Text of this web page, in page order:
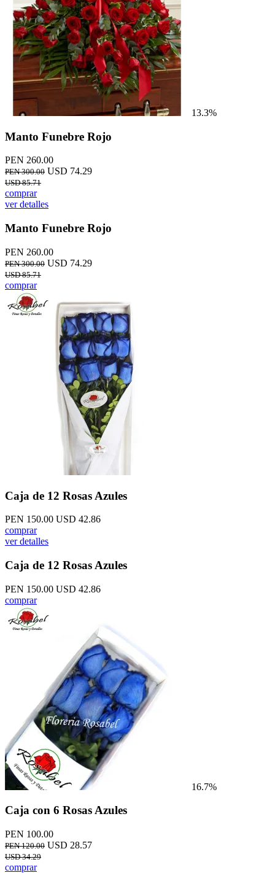
13.3%
Manto Funebre Rojo
PEN 260.00
PEN 300.00 USD 74.29
USD 85.71
comprar
ver detalles
Manto Funebre Rojo
PEN 260.00
PEN 300.00 USD 74.29
USD 85.71
comprar
Caja de 12 Rosas Azules
PEN 150.00 USD 42.86
comprar
ver detalles
Caja de 12 Rosas Azules
PEN 150.00 USD 42.86
comprar
16.7%
Caja con 6 Rosas Azules
PEN 100.00
PEN 120.00 USD 28.57
USD 34.29
comprar